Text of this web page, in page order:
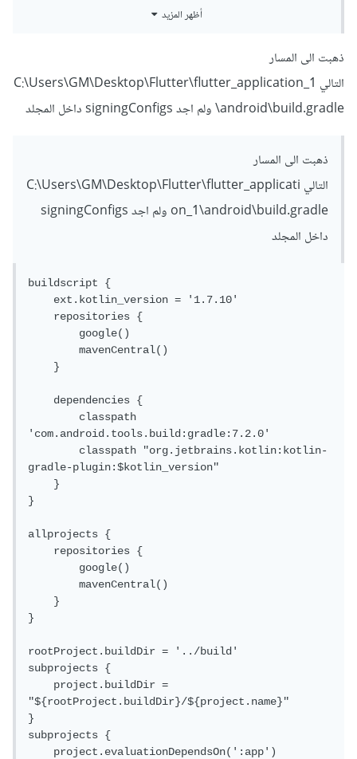
باستخدام محرر النصوص المفضل لديك.
4. ابحث عن القسم signingConfigs وتأكد من أن جميع القيم
أضف الكود التالي في ملف build.gradle داخل القسم android:
        storePassword
        keyAlias
'androiddebugkey'
        keyPassword
        v1SigningEnabled
        v2SigningEnabled
buildTypes {
    debug
{
        signingConfig signingConfigs
}
6. في نافذة Android Studio، قم بالنقر فوق Build من القائمة
إذا استمرت المشكلة، فيمكنك تشغيل الأمر --stacktrace لعرض
المزيد من المعلومات عن المشكلة.
وأيضًا قم بالرجوع إلى الإجابات على السؤال التالي وتجربة الحلول
أظهر المزيد
ذهبت الى المسار
التالي C:\Users\GM\Desktop\Flutter\flutter_application_1
\android\build.gradle ولم اجد signingConfigs داخل المجلد
ذهبت الى المسار
التالي C:\Users\GM\Desktop\Flutter\flutter_applicati
on_1\android\build.gradle ولم اجد signingConfigs
داخل المجلد
buildscript {
    ext.kotlin_version = '1.7.10'
    repositories {
        google()
        mavenCentral()
    }
    dependencies {
        classpath
'com.android.tools.build:gradle:7.2.0'
        classpath "org.jetbrains.kotlin:kotlin-
gradle-plugin:$kotlin_version"
    }
}
allprojects {
    repositories {
        google()
        mavenCentral()
    }
}
rootProject.buildDir = '../build'
subprojects {
    project.buildDir =
"${rootProject.buildDir}/${project.name}"
}
subprojects {
    project.evaluationDependsOn(':app')